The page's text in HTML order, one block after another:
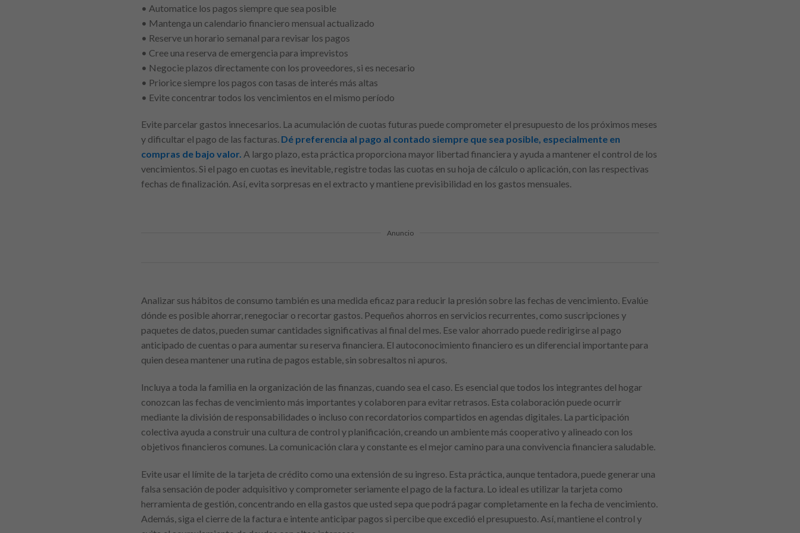
• Automatice los pagos siempre que sea posible
• Mantenga un calendario financiero mensual actualizado
• Reserve un horario semanal para revisar los pagos
• Cree una reserva de emergencia para imprevistos
• Negocie plazos directamente con los proveedores, si es necesario
• Priorice siempre los pagos con tasas de interés más altas
• Evite concentrar todos los vencimientos en el mismo período
Evite parcelar gastos innecesarios. La acumulación de cuotas futuras puede comprometer el presupuesto de los próximos meses
y dificultar el pago de las facturas. Dé preferencia al pago al contado siempre que sea posible, especialmente en
compras de bajo valor. A largo plazo, esta práctica proporciona mayor libertad financiera y ayuda a mantener el control de los
vencimientos. Si el pago en cuotas es inevitable, registre todas las cuotas en su hoja de cálculo o aplicación, con las respectivas
fechas de finalización. Así, evita sorpresas en el extracto y mantiene previsibilidad en los gastos mensuales.
Anuncio
Analizar sus hábitos de consumo también es una medida eficaz para reducir la presión sobre las fechas de vencimiento. Evalúe
dónde es posible ahorrar, renegociar o recortar gastos. Pequeños ahorros en servicios recurrentes, como suscripciones y
paquetes de datos, pueden sumar cantidades significativas al final del mes. Ese valor ahorrado puede redirigirse al pago
anticipado de cuentas o para aumentar su reserva financiera. El autoconocimiento financiero es un diferencial importante para
quien desea mantener una rutina de pagos estable, sin sobresaltos ni apuros.
Incluya a toda la familia en la organización de las finanzas, cuando sea el caso. Es esencial que todos los integrantes del hogar
conozcan las fechas de vencimiento más importantes y colaboren para evitar retrasos. Esta colaboración puede ocurrir
mediante la división de responsabilidades o incluso con recordatorios compartidos en agendas digitales. La participación
colectiva ayuda a construir una cultura de control y planificación, creando un ambiente más cooperativo y alineado con los
objetivos financieros comunes. La comunicación clara y constante es el mejor camino para una convivencia financiera saludable.
Evite usar el límite de la tarjeta de crédito como una extensión de su ingreso. Esta práctica, aunque tentadora, puede generar una
falsa sensación de poder adquisitivo y comprometer seriamente el pago de la factura. Lo ideal es utilizar la tarjeta como
herramienta de gestión, concentrando en ella gastos que usted sepa que podrá pagar completamente en la fecha de vencimiento.
Además, siga el cierre de la factura e intente anticipar pagos si percibe que excedió el presupuesto. Así, mantiene el control y